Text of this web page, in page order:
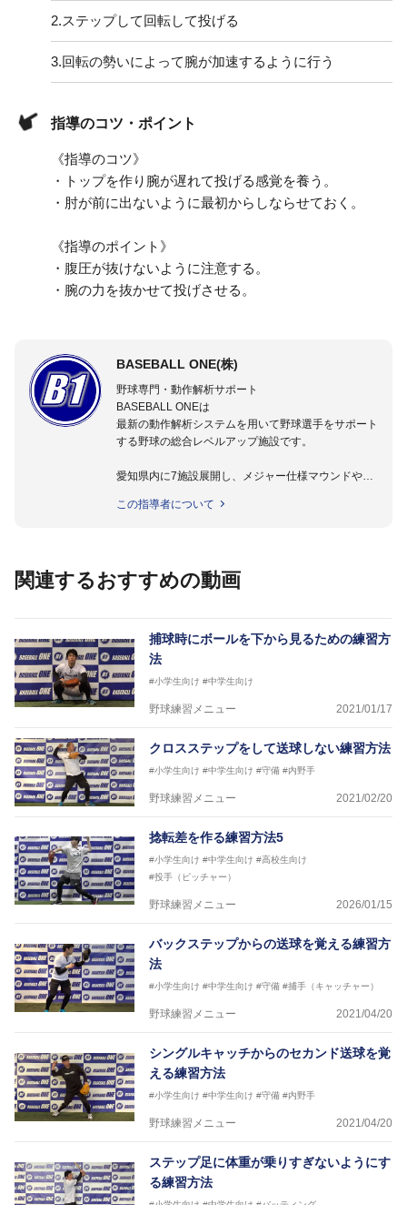
2.ステップして回転して投げる
3.回転の勢いによって腕が加速するように行う
指導のコツ・ポイント
《指導のコツ》
・トップを作り腕が遅れて投げる感覚を養う。
・肘が前に出ないように最初からしならせておく。
《指導のポイント》
・腹圧が抜けないように注意する。
・腕の力を抜かせて投げさせる。
BASEBALL ONE(株)
野球専門・動作解析サポート
BASEBALL ONEは
最新の動作解析システムを用いて野球選手をサポート
する野球の総合レベルアップ施設です。
愛知県内に7施設展開し、メジャー仕様マウンドやト
動作解析システムを用いて、小学生からプロ野球選手
この指導者について
関連するおすすめの動画
捕球時にボールを下から見るための練習方
法
#小学生向け #中学生向け
野球練習メニュー 2021/01/17
クロスステップをして送球しない練習方法
#小学生向け #中学生向け #守備 #内野手
野球練習メニュー 2021/02/20
捻転差を作る練習方法5
#小学生向け #中学生向け #高校生向け
#投手（ピッチャー）
野球練習メニュー 2026/01/15
バックステップからの送球を覚える練習方
法
#小学生向け #中学生向け #守備 #捕手（キャッチャー）
野球練習メニュー 2021/04/20
シングルキャッチからのセカンド送球を覚
える練習方法
#小学生向け #中学生向け #守備 #内野手
野球練習メニュー 2021/04/20
ステップ足に体重が乗りすぎないようにす
る練習方法